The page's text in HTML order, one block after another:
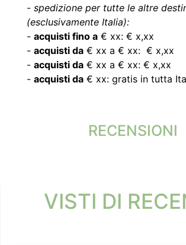
- spedizione per tutte le altre
(esclusivamente Italia):
- acquisti fino a € xx: € x,xx
- acquisti da € xx a € xx: € x,xx
- acquisti da € xx a € xx: € x,xx
- acquisti da € xx: gratis in tutta
RECENSIONI
VISTI DI